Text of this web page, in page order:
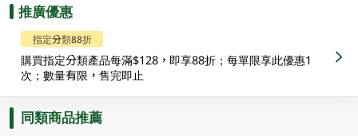
推廣優惠
指定分類88折
購買指定分類產品每滿$128，即享88折；每單限享此優惠1
次；數量有限，售完即止
同類商品推薦